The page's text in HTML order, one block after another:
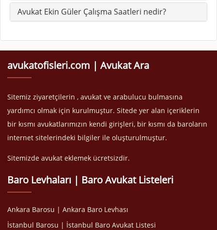
Avukat Ekin Güler Çalışma Saatleri nedir?
avukatofisleri.com | Avukat Ara
Sitemiz ziyaretçilerin , avukat ve arabulucu bulmasına
yardımcı olmak için kurulmuştur. Sitede yer alan içeriklerin
bir kısmı avukatlarımızın kendi girişleri, bir kısmı da baroların
internet sitelerindeki bilgiler ile oluşturulmuştur.
Sitemizde avukat eklemek ücretsizdir.
Baro Levhaları | Baro Avukat Listeleri
Ankara Barosu | Ankara Baro Levhası
İstanbul Barosu | İstanbul Baro Avukat Listesi